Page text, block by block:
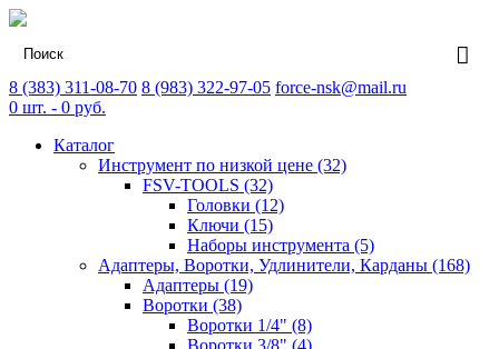
8 (383) 311-08-70 8 (983) 322-97-05 force-nsk@mail.ru
0 шт. - 0 руб.
Каталог
Инструмент по низкой цене (32)
FSV-TOOLS (32)
Головки (12)
Ключи (15)
Наборы инструмента (5)
Адаптеры, Воротки, Удлинители, Карданы (168)
Адаптеры (19)
Воротки (38)
Воротки 1/4" (8)
Воротки 3/8" (4)